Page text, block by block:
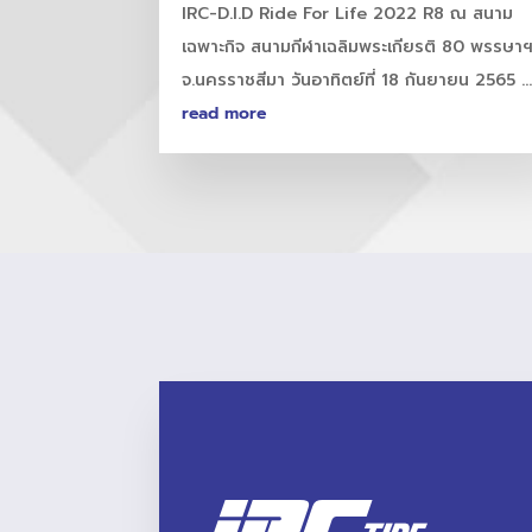
IRC-D.I.D Ride For Life 2022 R8 ณ สนาม
เฉพาะกิจ สนามกีฬาเฉลิมพระเกียรติ 80 พรรษา
จ.นครราชสีมา วันอาทิตย์ที่ 18 กันยายน 2565 ...
read more